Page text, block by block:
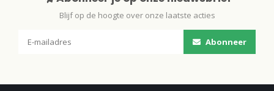
Blijf op de hoogte over onze laatste acties
Abonneer